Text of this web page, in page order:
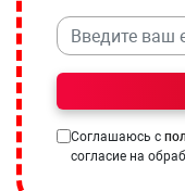
Соглашаюсь с
согласие на